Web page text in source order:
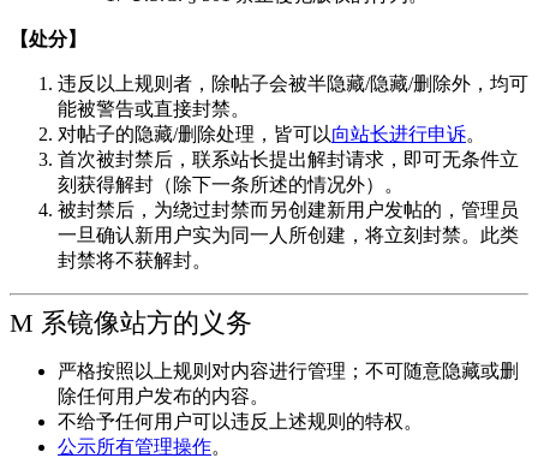
【处分】
违反以上规则者，除帖子会被半隐藏/隐藏/删除外，均可
能被警告或直接封禁。
对帖子的隐藏/删除处理，皆可以向站长进行申诉。
首次被封禁后，联系站长提出解封请求，即可无条件立
刻获得解封（除下一条所述的情况外）。
被封禁后，为绕过封禁而另创建新用户发帖的，管理员
一旦确认新用户实为同一人所创建，将立刻封禁。此类
封禁将不获解封。
M 系镜像站方的义务
严格按照以上规则对内容进行管理；不可随意隐藏或删
除任何用户发布的内容。
不给予任何用户可以违反上述规则的特权。
公示所有管理操作。